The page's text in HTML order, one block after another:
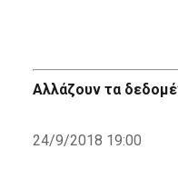
Αλλάζουν τα
24/9/2018 19:00